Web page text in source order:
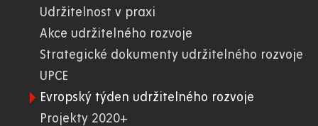
WWW
Udržitelnost v praxi
Akce udržitelného rozvoje
Strategické dokumenty udržitelného rozvoje
UPCE
Evropský týden udržitelného rozvoje
Projekty 2020+